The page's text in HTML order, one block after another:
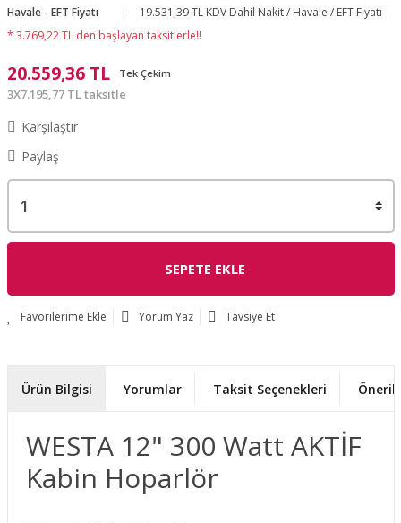
Havale - EFT Fiyatı
19.531,39 TL KDV Dahil Nakit / Havale / EFT Fiyatı
* 3.769,22 TL den başlayan taksitlerle!!
20.559,36 TL Tek Çekim
3X7.195,77 TL taksitle
Karşılaştır
Paylaş
SEPETE EKLE
Yorum Yaz Tavsiye Et
Ürün Bilgisi Yorumlar Taksit Seçenekleri
WESTA 12" 300 Watt AKTİF
Kabin Hoparlör